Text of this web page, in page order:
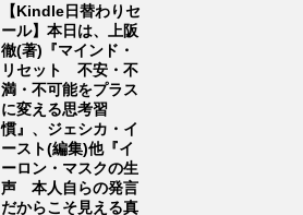
【Kindle日替わりセ
ール】本日は、上阪
徹(著)『マインド・
リセット 不安・不
満・不可能をプラス
に変える思考習
慣』、ジェシカ・イ
ースト(編集)他『イ
ーロン・マスクの生
声 本人自らの発言
だからこそ見える真